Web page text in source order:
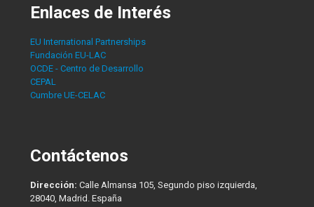
Enlaces de Interés
EU International Partnerships
Fundación EU-LAC
OCDE - Centro de Desarrollo
CEPAL
Cumbre UE-CELAC
Contáctenos
Dirección: Calle Almansa 105, Segundo piso izquierda,
28040, Madrid. España